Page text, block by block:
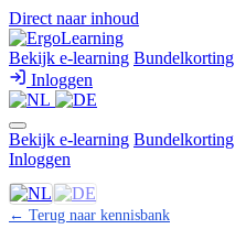
Direct naar inhoud
Bekijk e-learning Bundelkorting
Inloggen
Bekijk e-learning Bundelkorting
Inloggen
← Terug naar kennisbank